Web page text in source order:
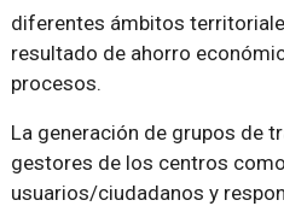
diferentes ámbitos
resultado de ahorro
procesos.
La generación de grupos de
gestores de los centros
usuarios/ciudadanos y